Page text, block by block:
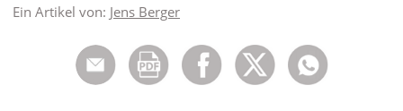
Ein Artikel von: Jens Berger